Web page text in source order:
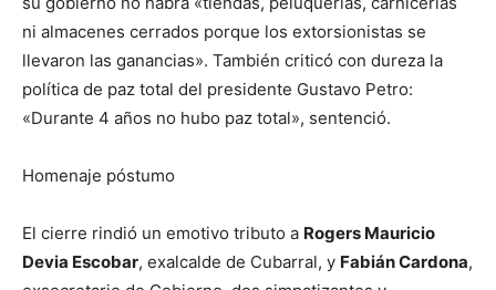
ni almacenes cerrados porque los extorsionistas se
llevaron las ganancias». También criticó con dureza la
política de paz total del presidente Gustavo Petro:
«Durante 4 años no hubo paz total», sentenció.
Homenaje póstumo
El cierre rindió un emotivo tributo a Rogers Mauricio
Devia Escobar, exalcalde de Cubarral, y Fabián Cardona,